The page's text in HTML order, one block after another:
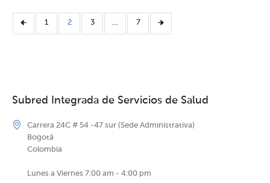
1 2 3 … 7
Subred Integrada de Servicios de Salud
Carrera 24C # 54 -47 sur (Sede Administrativa)
Bogotá
Colombia
Lunes a Viernes 7:00 am - 4:00 pm